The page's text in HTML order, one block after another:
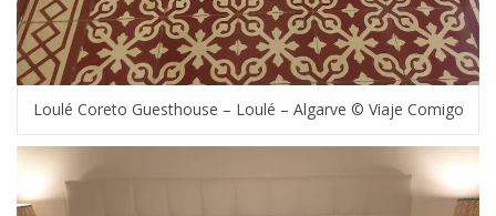
Loulé Coreto Guesthouse – Loulé – Algarve © Viaje Comigo